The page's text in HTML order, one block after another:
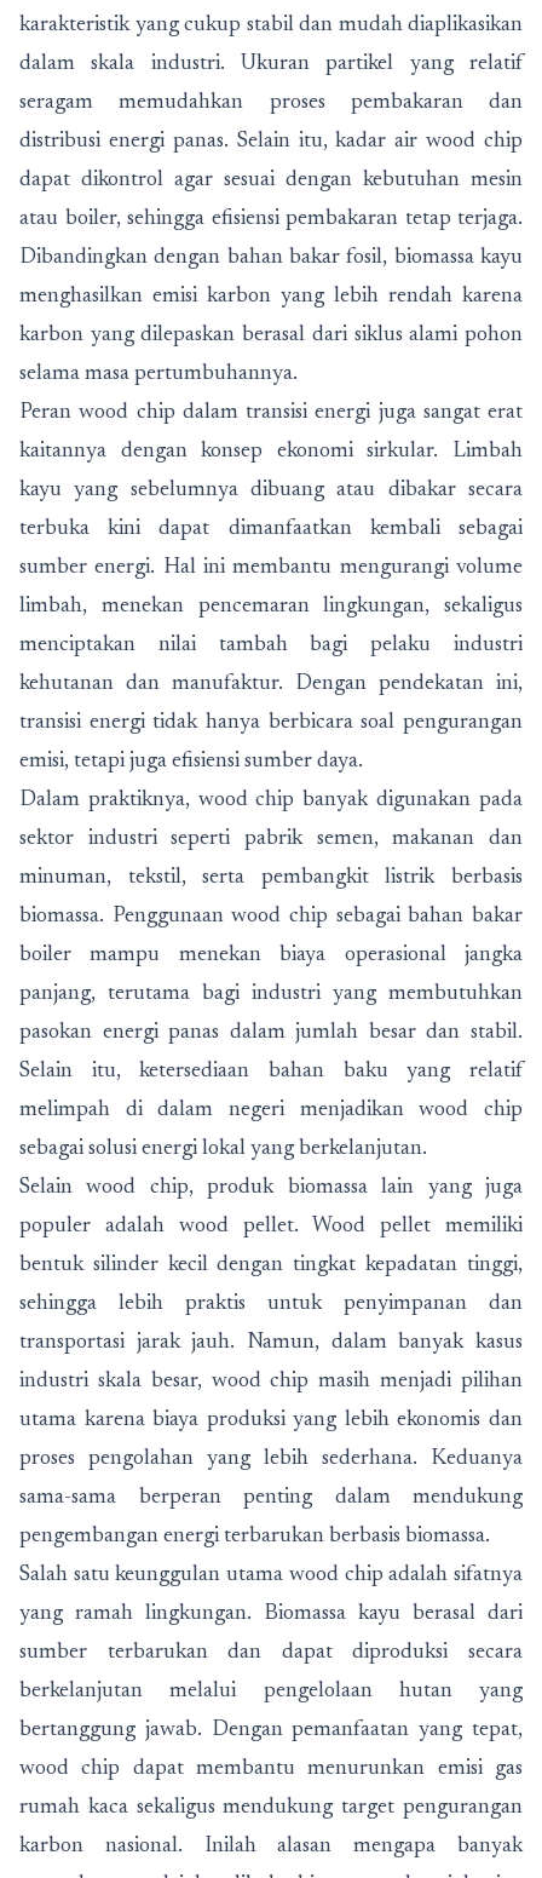
karakteristik yang cukup stabil dan mudah diaplikasikan
dalam skala industri. Ukuran partikel yang relatif
seragam memudahkan proses pembakaran dan
distribusi energi panas. Selain itu, kadar air wood chip
dapat dikontrol agar sesuai dengan kebutuhan mesin
atau boiler, sehingga efisiensi pembakaran tetap terjaga.
Dibandingkan dengan bahan bakar fosil, biomassa kayu
menghasilkan emisi karbon yang lebih rendah karena
karbon yang dilepaskan berasal dari siklus alami pohon
selama masa pertumbuhannya.
Peran wood chip dalam transisi energi juga sangat erat
kaitannya dengan konsep ekonomi sirkular. Limbah
kayu yang sebelumnya dibuang atau dibakar secara
terbuka kini dapat dimanfaatkan kembali sebagai
sumber energi. Hal ini membantu mengurangi volume
limbah, menekan pencemaran lingkungan, sekaligus
menciptakan nilai tambah bagi pelaku industri
kehutanan dan manufaktur. Dengan pendekatan ini,
transisi energi tidak hanya berbicara soal pengurangan
emisi, tetapi juga efisiensi sumber daya.
Dalam praktiknya, wood chip banyak digunakan pada
sektor industri seperti pabrik semen, makanan dan
minuman, tekstil, serta pembangkit listrik berbasis
biomassa. Penggunaan wood chip sebagai bahan bakar
boiler mampu menekan biaya operasional jangka
panjang, terutama bagi industri yang membutuhkan
pasokan energi panas dalam jumlah besar dan stabil.
Selain itu, ketersediaan bahan baku yang relatif
melimpah di dalam negeri menjadikan wood chip
sebagai solusi energi lokal yang berkelanjutan.
Selain wood chip, produk biomassa lain yang juga
populer adalah wood pellet. Wood pellet memiliki
bentuk silinder kecil dengan tingkat kepadatan tinggi,
sehingga lebih praktis untuk penyimpanan dan
transportasi jarak jauh. Namun, dalam banyak kasus
industri skala besar, wood chip masih menjadi pilihan
utama karena biaya produksi yang lebih ekonomis dan
proses pengolahan yang lebih sederhana. Keduanya
sama-sama berperan penting dalam mendukung
pengembangan energi terbarukan berbasis biomassa.
Salah satu keunggulan utama wood chip adalah sifatnya
yang ramah lingkungan. Biomassa kayu berasal dari
sumber terbarukan dan dapat diproduksi secara
berkelanjutan melalui pengelolaan hutan yang
bertanggung jawab. Dengan pemanfaatan yang tepat,
wood chip dapat membantu menurunkan emisi gas
rumah kaca sekaligus mendukung target pengurangan
karbon nasional. Inilah alasan mengapa banyak